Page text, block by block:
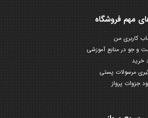
مهم فروشگاه
کاربری من
و جو در منابع آموزشی
خرید
مرسولات پستی
جزوات پرواز